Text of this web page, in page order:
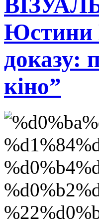
Юстини
доказу:
кіно”